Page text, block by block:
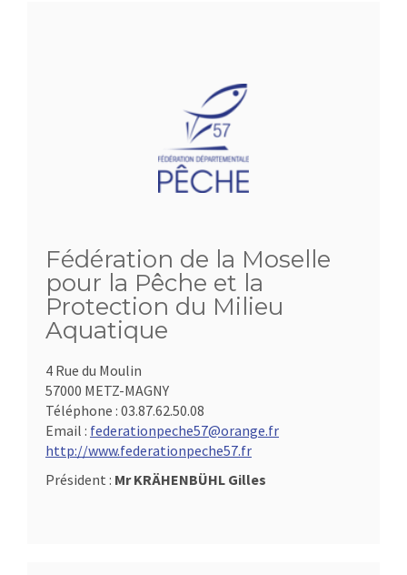
Fédération de la Moselle
pour la Pêche et la
Protection du Milieu
Aquatique
4 Rue du Moulin
57000 METZ-MAGNY
Téléphone : 03.87.62.50.08
Email : federationpeche57@orange.fr
http://www.federationpeche57.fr
Président : Mr KRÄHENBÜHL Gilles